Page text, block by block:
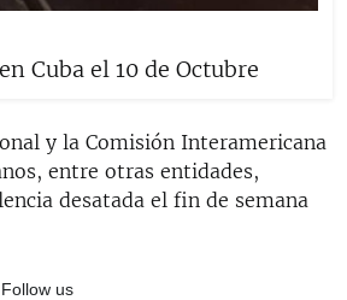
Cuba el 10 de Octubre
y la Comisión Interamericana
entre otras entidades,
desatada el fin de semana
Follow us